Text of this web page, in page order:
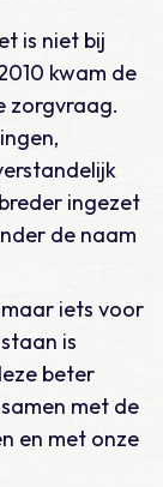
is niet bij
kwam de
zorgvraag.
ingezet
de naam
iets voor
is
beter
met de
en met onze